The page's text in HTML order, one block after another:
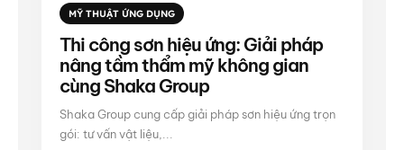
MỸ THUẬT ỨNG DỤNG
Thi công sơn hiệu ứng: Giải pháp
nâng tầm thẩm mỹ không gian
cùng Shaka Group
Shaka Group cung cấp giải pháp sơn hiệu ứng trọn
gói: tư vấn vật liệu,...